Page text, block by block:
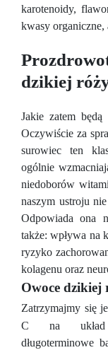
karotenoidy,
kwasy organiczne,
dzikiej
Jakie zatem
Oczywiście za
surowiec ten
ogólnie
niedoborów
naszym ustroju
Odpowiada ona
także: wpływa na
ryzyko
kolagenu oraz
Owoce dzikiej
Zatrzymajmy się
C na układ
długoterminowe